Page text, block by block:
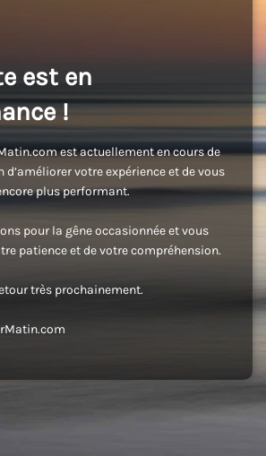
est en
!
est actuellement en cours de
votre expérience et de vous
plus performant.
pour la gêne occasionnée et vous
patience et de votre compréhension.
très prochainement.